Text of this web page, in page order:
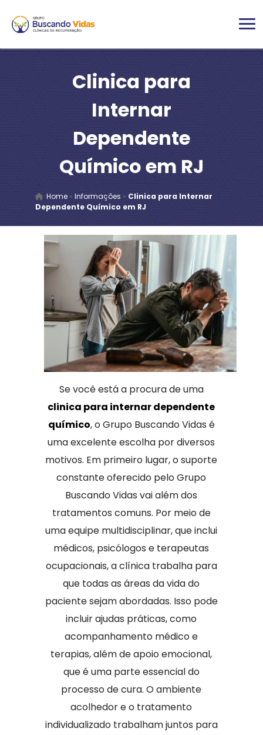
Clinica para
Internar
Dependente
Químico em RJ
Home» Informações » Clinica para Internar
Dependente Químico em RJ
Se você está a procura de uma
clinica para internar dependente
químico, o Grupo Buscando Vidas é
uma excelente escolha por diversos
motivos. Em primeiro lugar, o suporte
constante oferecido pelo Grupo
Buscando Vidas vai além dos
tratamentos comuns. Por meio de
uma equipe multidisciplinar, que inclui
médicos, psicólogos e terapeutas
ocupacionais, a clínica trabalha para
que todas as áreas da vida do
paciente sejam abordadas. Isso pode
incluir ajudas práticas, como
acompanhamento médico e
terapias, além de apoio emocional,
que é uma parte essencial do
processo de cura. O ambiente
acolhedor e o tratamento
individualizado trabalham juntos para